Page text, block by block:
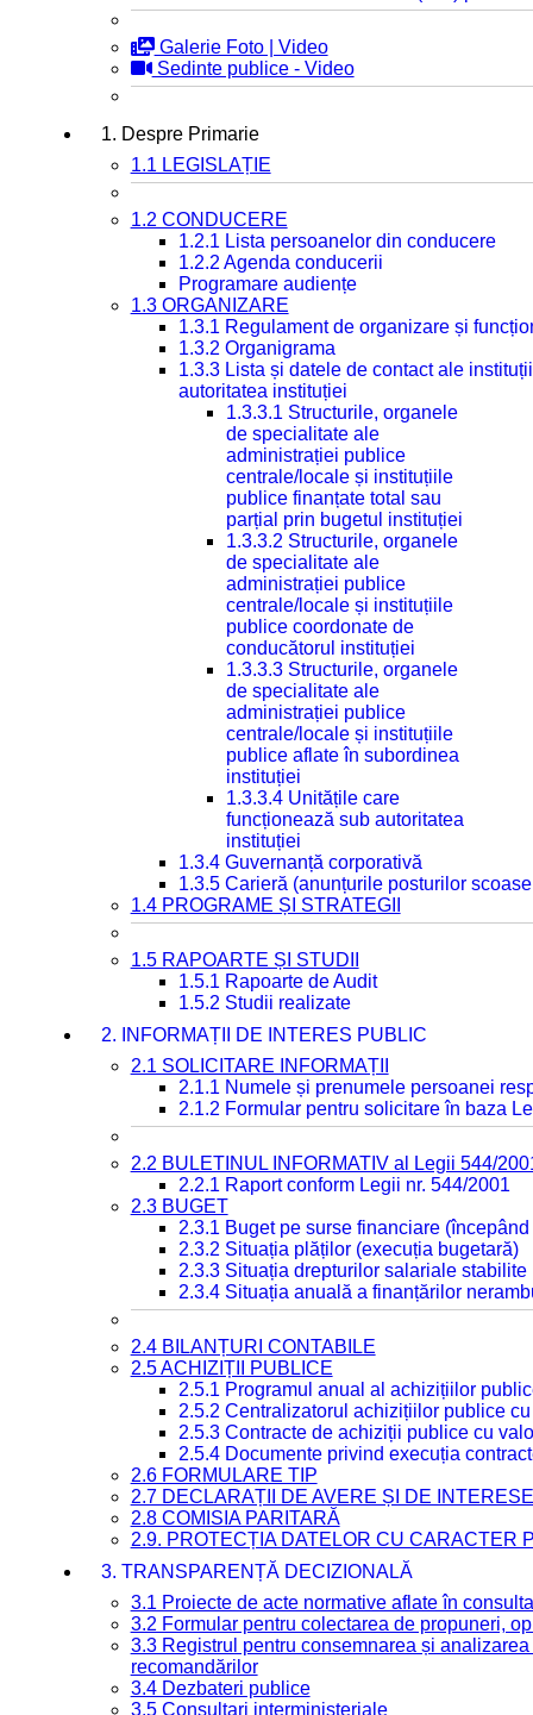
Galerie Foto | Video
Sedinte publice - Video
1. Despre Primarie
1.1 LEGISLAȚIE
1.2 CONDUCERE
1.2.1 Lista persoanelor din conducere
1.2.2 Agenda conducerii
Programare audiențe
1.3 ORGANIZARE
1.3.1 Regulament de organizare și
1.3.2 Organigrama
1.3.3 Lista și datele de contact ale
autoritatea instituției
1.3.3.1 Structurile, organele
de specialitate ale
administrației publice
centrale/locale și instituțiile
publice finanțate total sau
parțial prin bugetul instituției
1.3.3.2 Structurile, organele
de specialitate ale
administrației publice
centrale/locale și instituțiile
publice coordonate de
conducătorul instituției
1.3.3.3 Structurile, organele
de specialitate ale
administrației publice
centrale/locale și instituțiile
publice aflate în subordinea
instituției
1.3.3.4 Unitățile care
funcționează sub autoritatea
instituției
1.3.4 Guvernanță corporativă
1.3.5 Carieră (anunțurile posturilor
1.4 PROGRAME ȘI STRATEGII
1.5 RAPOARTE ȘI STUDII
1.5.1 Rapoarte de Audit
1.5.2 Studii realizate
2. INFORMAȚII DE INTERES PUBLIC
2.1 SOLICITARE INFORMAȚII
2.1.1 Numele și prenumele persoanei
2.1.2 Formular pentru solicitare în baza
2.2 BULETINUL INFORMATIV al Legii 544/
2.2.1 Raport conform Legii nr. 544/2001
2.3 BUGET
2.3.1 Buget pe surse financiare
2.3.2 Situația plăților (execuția bugetară)
2.3.3 Situația drepturilor salariale
2.3.4 Situația anuală a finanțărilor
2.4 BILANȚURI CONTABILE
2.5 ACHIZIȚII PUBLICE
2.5.1 Programul anual al achizițiilor
2.5.2 Centralizatorul achizițiilor publice
2.5.3 Contracte de achiziții publice cu
2.5.4 Documente privind execuția
2.6 FORMULARE TIP
2.7 DECLARAȚII DE AVERE ȘI DE INTERESE
2.8 COMISIA PARITARĂ
2.9. PROTECȚIA DATELOR CU CARACTER
3. TRANSPARENȚĂ DECIZIONALĂ
3.1 Proiecte de acte normative aflate în
3.2 Formular pentru colectarea de propuneri,
3.3 Registrul pentru consemnarea și
recomandărilor
3.4 Dezbateri publice
3.5 Consultari interministeriale